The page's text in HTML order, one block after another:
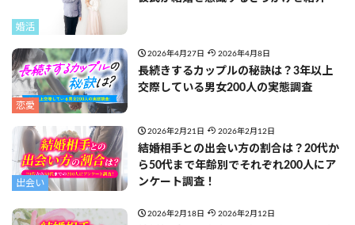
婚活
恋愛
2026年4月27日 2026年4月8日
長続きするカップルの秘訣は？3年以上
交際している男女200人の実態調査
出会い
2026年2月21日 2026年2月12日
結婚相手との出会い方の割合は？20代か
ら50代まで年齢別でそれぞれ200人にア
ンケート調査！
2026年2月18日 2026年2月12日